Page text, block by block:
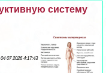
систему
04 07 2026 4:17:43